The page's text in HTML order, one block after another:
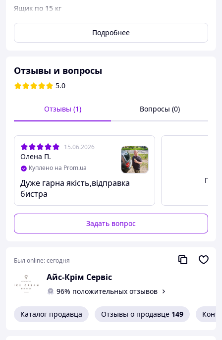
Ящик по 15 кг
Подробнее
Отзывы и вопросы
5.0
Отзывы (1) Вопросы (0)
15.06.2026
Олена П.
Куплено на Prom.ua
Дуже гарна якість,відправка
бистра
Задать вопрос
Был online:сегодня
Айс-Крім Сервіс
96% положительных отзывов
Каталог продавца Отзывы о продавце 149